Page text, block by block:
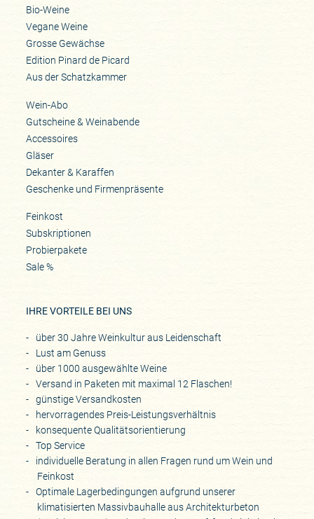
Bio-Weine
Vegane Weine
Grosse Gewächse
Edition Pinard de Picard
Aus der Schatzkammer
Wein-Abo
Gutscheine & Weinabende
Accessoires
Gläser
Dekanter & Karaffen
Geschenke und Firmenpräsente
Feinkost
Subskriptionen
Probierpakete
Sale %
IHRE VORTEILE BEI UNS
über 30 Jahre Weinkultur aus Leidenschaft
Lust am Genuss
über 1000 ausgewählte Weine
Versand in Paketen mit maximal 12 Flaschen!
günstige Versandkosten
hervorragendes Preis-Leistungsverhältnis
konsequente Qualitätsorientierung
Top Service
individuelle Beratung in allen Fragen rund um Wein und
Feinkost
Optimale Lagerbedingungen aufgrund unserer
klimatisierten Massivbauhalle aus Architekturbeton